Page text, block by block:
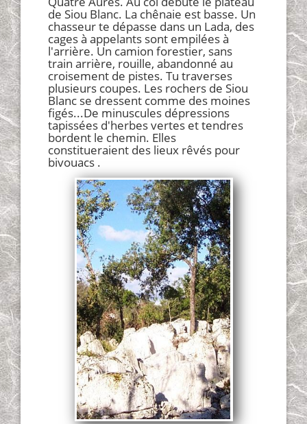
de Siou Blanc. La chênaie est basse. Un
chasseur te dépasse dans un Lada, des
cages à appelants sont empilées à
l'arrière. Un camion forestier, sans
train arrière, rouille, abandonné au
croisement de pistes. Tu traverses
plusieurs coupes. Les rochers de Siou
Blanc se dressent comme des moines
figés...De minuscules dépressions
tapissées d'herbes vertes et tendres
bordent le chemin. Elles
constitueraient des lieux rêvés pour
bivouacs .